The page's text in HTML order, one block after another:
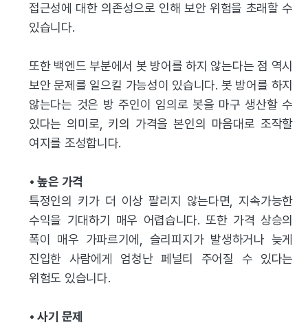
접근성에 대한 의존성으로 인해 보안 위험을 초래할 수
있습니다.
또한 백엔드 부분에서 봇 방어를 하지 않는다는 점 역시
보안 문제를 일으킬 가능성이 있습니다. 봇 방어를 하지
않는다는 것은 방 주인이 임의로 봇을 마구 생산할 수
있다는 의미로, 키의 가격을 본인의 마음대로 조작할
여지를 조성합니다.
•높은 가격
특정인의 키가 더 이상 팔리지 않는다면, 지속가능한
수익을 기대하기 매우 어렵습니다. 또한 가격 상승의
폭이 매우 가파르기에, 슬리피지가 발생하거나 늦게
진입한 사람에게 엄청난 페널티 주어질 수 있다는
위험도 있습니다.
•사기 문제